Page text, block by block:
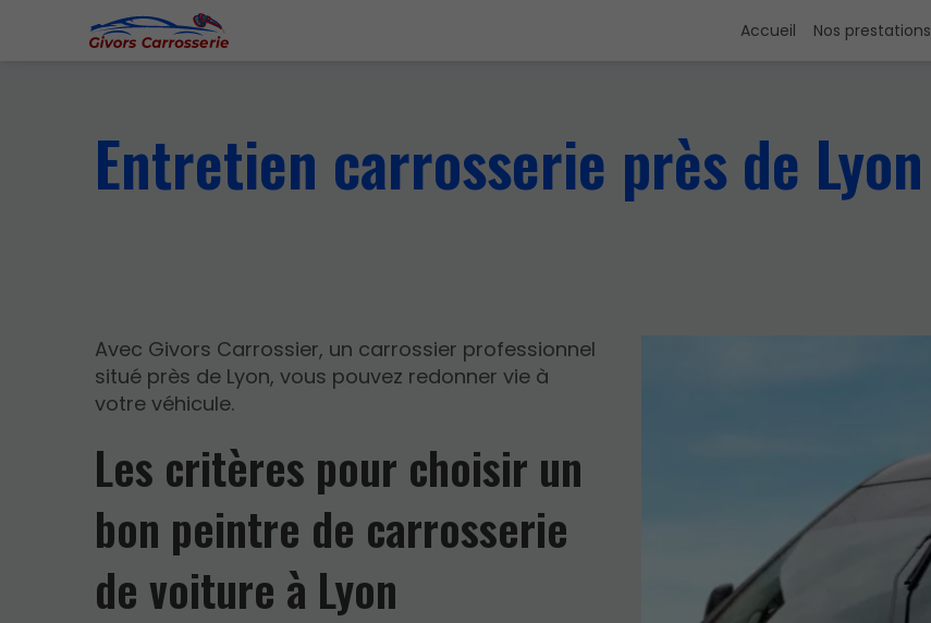
Accueil Nos prestations
Entretien carrosserie près de Lyon
Avec Givors Carrossier, un carrossier professionnel
situé près de Lyon, vous pouvez redonner vie à
votre véhicule.
Les critères pour choisir un
bon peintre de carrosserie
de voiture à Lyon